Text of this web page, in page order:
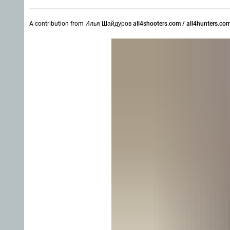
A contribution from Илья Шайдуров all4shooters.com /